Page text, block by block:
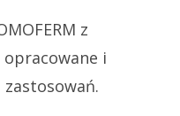
z
i